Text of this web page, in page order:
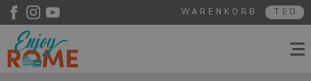
TED
WARENKORB